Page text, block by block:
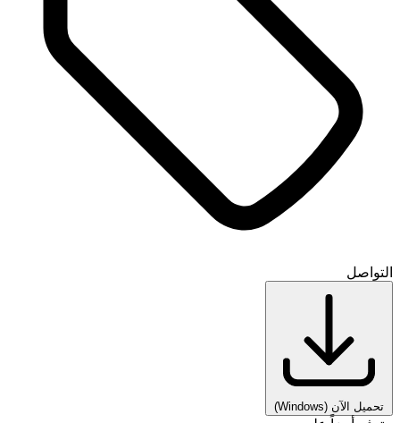
التواصل
تحميل الآن (Windows)